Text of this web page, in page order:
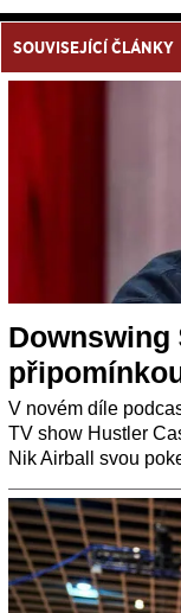
SOUVISEJÍCÍ ČLÁNKY
Downswing
V novém díle
TV show Hustler
Nik Airball svou